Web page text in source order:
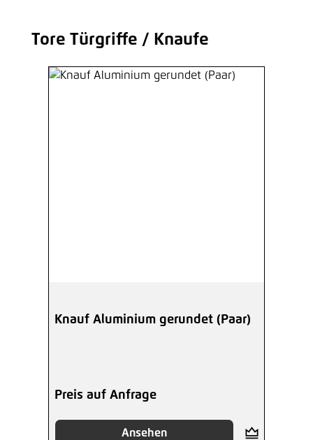
Produktgalerie überspringen
Tore Türgriffe / Knaufe
Knauf Aluminium gerundet (Paar)
Preis auf Anfrage
Ansehen